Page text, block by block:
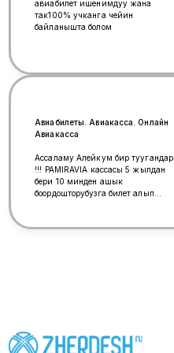
Убактыңызды жана акчаңызды
үнөмдөңүз! +996 (999) 00-88-42 📍
Биздин дарек: Бишкек шаары
авиабилет ишенимдуу жана
так100% учканга чейин
байланышта болом
Авиабилеты. Авиакасса. Онлайн
Авиакасса
Ассаламу Алейкум бир туугандар
!!! PAMIRAVIA кассасы 5 жылдан
бери 10 минден ашык
боордошторубузга билет алып
так маалымат беруу! Азыркы